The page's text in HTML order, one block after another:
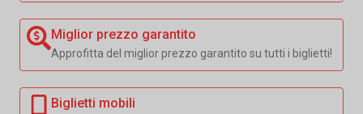
Miglior prezzo garantito
Approfitta del miglior prezzo garantito su tutti i biglietti!
Biglietti mobili